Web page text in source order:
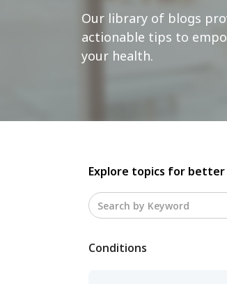
Our library of blogs
actionable tips to
your health.
Explore topics for
Conditions